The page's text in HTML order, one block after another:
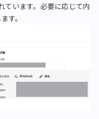
ています。必要に応じて内
す。